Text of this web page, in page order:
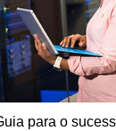
para o